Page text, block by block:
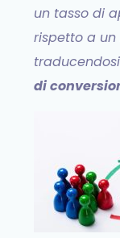
un tasso di
rispetto a un
di